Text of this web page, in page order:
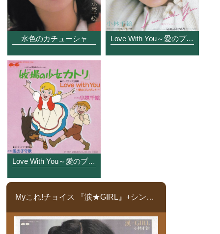
水色のカチューシャ Love With You～愛のプレゼント～
Love With You～愛のプレゼント～
Myこれ!チョイス 『涙★GIRL』+シングルコレクション